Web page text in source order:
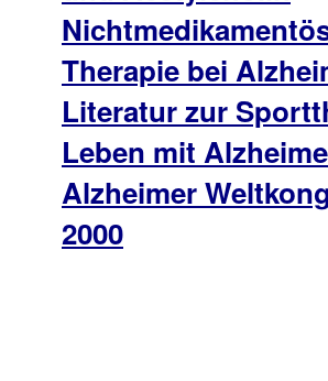
Therapie bei
Literatur zur
Leben mit
Alzheimer
2000